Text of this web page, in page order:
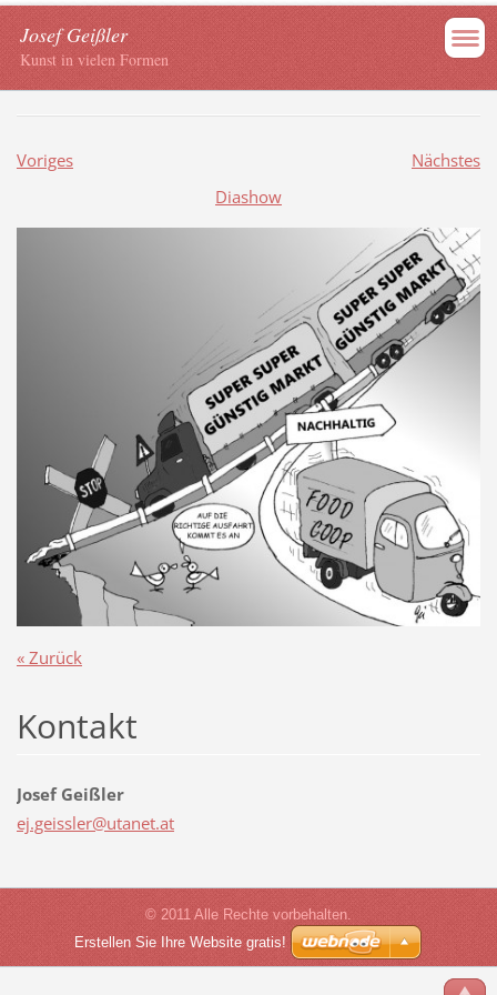
Josef Geißler
Kunst in vielen Formen
Voriges
Nächstes
Diashow
« Zurück
Kontakt
Josef Geißler
ej.geissler@utanet.at
© 2011 Alle Rechte vorbehalten.
Erstellen Sie Ihre Website gratis!